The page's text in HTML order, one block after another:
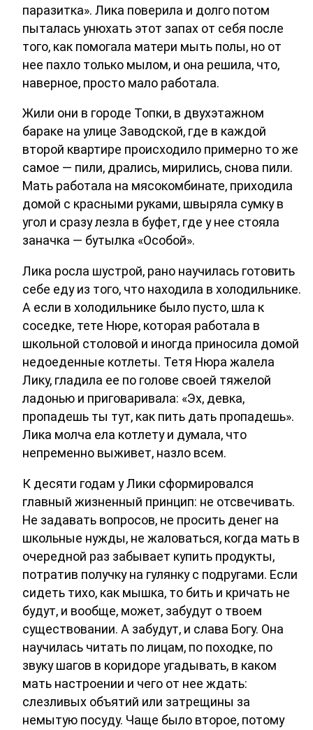
паразитка». Лика поверила и долго потом
пыталась унюхать этот запах от себя после
того, как помогала матери мыть полы, но от
нее пахло только мылом, и она решила, что,
наверное, просто мало работала.
Жили они в городе Топки, в двухэтажном
бараке на улице Заводской, где в каждой
второй квартире происходило примерно то же
самое — пили, дрались, мирились, снова пили.
Мать работала на мясокомбинате, приходила
домой с красными руками, швыряла сумку в
угол и сразу лезла в буфет, где у нее стояла
заначка — бутылка «Особой».
Лика росла шустрой, рано научилась готовить
себе еду из того, что находила в холодильнике.
А если в холодильнике было пусто, шла к
соседке, тете Нюре, которая работала в
школьной столовой и иногда приносила домой
недоеденные котлеты. Тетя Нюра жалела
Лику, гладила ее по голове своей тяжелой
ладонью и приговаривала: «Эх, девка,
пропадешь ты тут, как пить дать пропадешь».
Лика молча ела котлету и думала, что
непременно выживет, назло всем.
К десяти годам у Лики сформировался
главный жизненный принцип: не отсвечивать.
Не задавать вопросов, не просить денег на
школьные нужды, не жаловаться, когда мать в
очередной раз забывает купить продукты,
потратив получку на гулянку с подругами. Если
сидеть тихо, как мышка, то бить и кричать не
будут, и вообще, может, забудут о твоем
существовании. А забудут, и слава Богу. Она
научилась читать по лицам, по походке, по
звуку шагов в коридоре угадывать, в каком
мать настроении и чего от нее ждать:
слезливых объятий или затрещины за
немытую посуду. Чаще было второе, потому